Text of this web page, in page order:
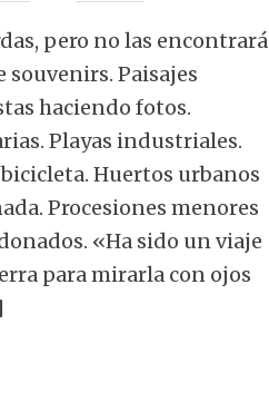
pero no las encontrará
souvenirs. Paisajes
haciendo fotos.
Playas industriales.
Huertos urbanos
Procesiones menores
«Ha sido un viaje
para mirarla con ojos